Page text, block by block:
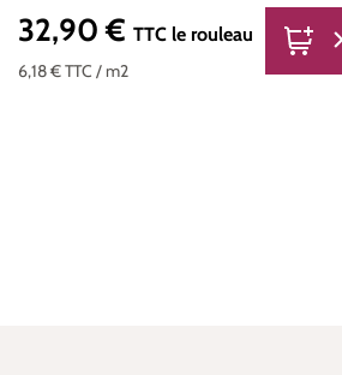
6,18 €TTC/ m2
Prix régulier :
32,90 €TTC le rouleau